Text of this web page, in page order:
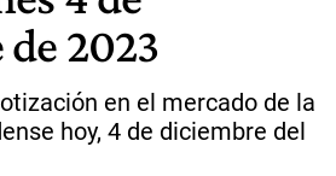
2023
en el mercado de la
hoy, 4 de diciembre del